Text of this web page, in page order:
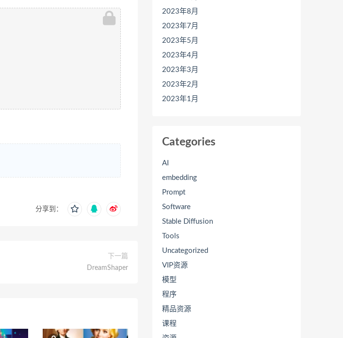
分享到：
下一篇
DreamShaper
2023年8月
2023年7月
2023年5月
2023年4月
2023年3月
2023年2月
2023年1月
Categories
AI
embedding
Prompt
Software
Stable Diffusion
Tools
Uncategorized
VIP资源
模型
程序
精品资源
课程